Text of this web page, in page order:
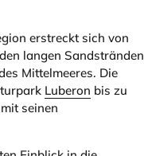
erstreckt sich von
langen Sandstränden
Mittelmeeres. Die
Luberon bis zu
mit seinen